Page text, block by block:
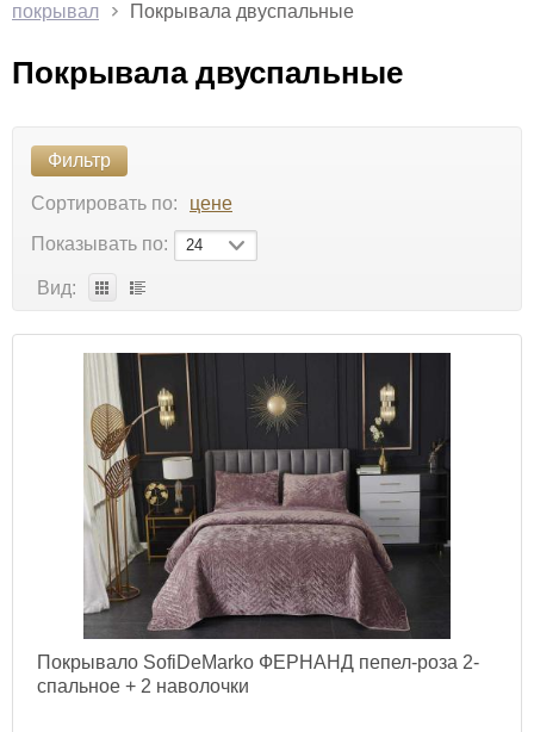
покрывал
Покрывала двуспальные
Покрывала двуспальные
Фильтр
Сортировать по:
цене
Показывать по:
24
Вид:
Покрывало SofiDeMarko ФЕРНАНД пепел-роза 2-
спальное + 2 наволочки